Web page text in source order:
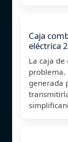
Caja
eléctrica
La caja de
problema.
generada